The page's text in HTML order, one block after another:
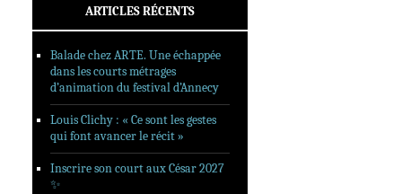
ARTICLES RÉCENTS
Balade chez ARTE. Une échappée
dans les courts métrages
d’animation du festival d’Annecy
Louis Clichy : « Ce sont les gestes
qui font avancer le récit »
Inscrire son court aux César 2027
✨